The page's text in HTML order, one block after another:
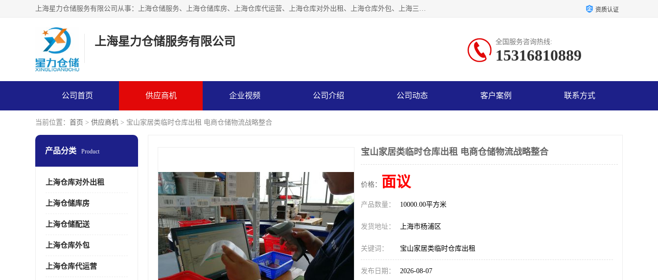
上海星力仓储服务有限公司从事：上海仓储服务、上海仓储库房、上海仓库代运营、上海仓库对外出租、上海仓库外包、上海三方仓储、上海电商仓储代发、上海电商代发货仓库、上海托管仓库、上海仓储配送。上海星力仓储服务有限公司现在拥有100个分仓、10万余平方的标准库房，精炼员工几百名，与几千家客户合作，公司已跻身上海仓储行业前列。欢迎来电咨询！ 资质认证
上海星力仓储服务有限公司 全国服务咨询热线:
15316810889
公司首页 供应商机 企业视频 公司介绍 公司动态 客户案例 联系方式
当前位置： 首页 > 供应商机 > 宝山家居类临时仓库出租 电商仓储物流战略整合
产品分类 Product
上海仓库对外出租
上海仓储库房
上海仓储配送
上海仓库外包
上海仓库代运营
宝山家居类临时仓库出租 电商仓储物流战略整合
价格： 面议
产品数量： 10000.00平方米
发货地址： 上海市杨浦区
关键词： 宝山家居类临时仓库出租
发布日期： 2026-08-07